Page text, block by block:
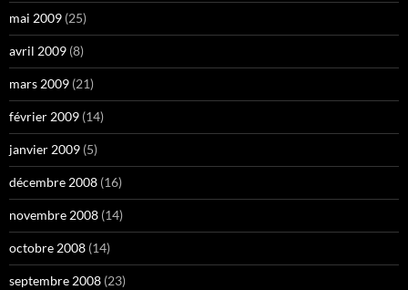
mai 2009 (25)
avril 2009 (8)
mars 2009 (21)
février 2009 (14)
janvier 2009 (5)
décembre 2008 (16)
novembre 2008 (14)
octobre 2008 (14)
septembre 2008 (23)